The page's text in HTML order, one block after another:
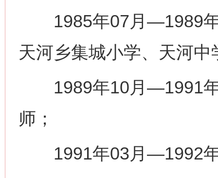
1985年07月—1989年
天河乡集城小学、天河中
1989年10月—1991年
师；
1991年03月—1992年